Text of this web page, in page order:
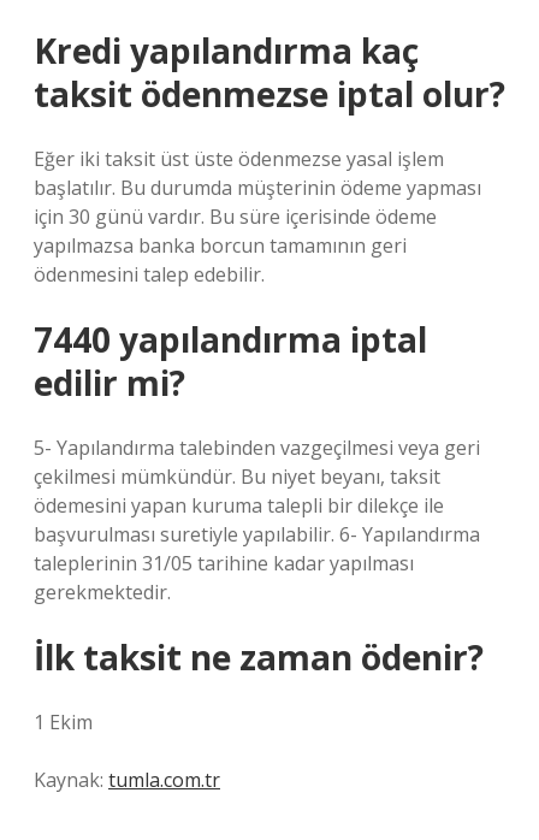
Kredi yapılandırma kaç
taksit ödenmezse iptal olur?
Eğer iki taksit üst üste ödenmezse yasal işlem
başlatılır. Bu durumda müşterinin ödeme yapması
için 30 günü vardır. Bu süre içerisinde ödeme
yapılmazsa banka borcun tamamının geri
ödenmesini talep edebilir.
7440 yapılandırma iptal
edilir mi?
5- Yapılandırma talebinden vazgeçilmesi veya geri
çekilmesi mümkündür. Bu niyet beyanı, taksit
ödemesini yapan kuruma talepli bir dilekçe ile
başvurulması suretiyle yapılabilir. 6- Yapılandırma
taleplerinin 31/05 tarihine kadar yapılması
gerekmektedir.
İlk taksit ne zaman ödenir?
1 Ekim
Kaynak: tumla.com.tr